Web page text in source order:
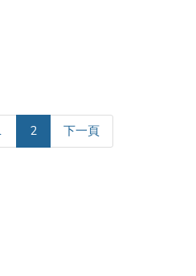
2(current)
下一頁